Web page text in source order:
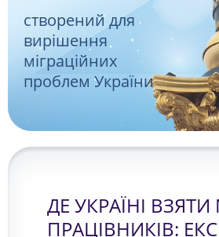
створений для
вирішення
міграційних
проблем України
ДЕ УКРАЇНІ
ПРАЦІВНИКІВ: